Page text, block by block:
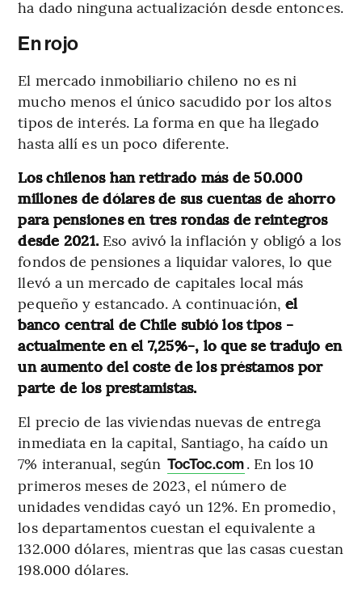
ha dado ninguna actualización desde entonces.
En rojo
El mercado inmobiliario chileno no es ni
mucho menos el único sacudido por los altos
tipos de interés. La forma en que ha llegado
hasta allí es un poco diferente.
Los chilenos han retirado más de 50.000
millones de dólares de sus cuentas de ahorro
para pensiones en tres rondas de reintegros
desde 2021. Eso avivó la inflación y obligó a los
fondos de pensiones a liquidar valores, lo que
llevó a un mercado de capitales local más
pequeño y estancado. A continuación, el
banco central de Chile subió los tipos -
actualmente en el 7,25%-, lo que se tradujo en
un aumento del coste de los préstamos por
parte de los prestamistas.
El precio de las viviendas nuevas de entrega
inmediata en la capital, Santiago, ha caído un
7% interanual, según TocToc.com. En los 10
primeros meses de 2023, el número de
unidades vendidas cayó un 12%. En promedio,
los departamentos cuestan el equivalente a
132.000 dólares, mientras que las casas cuestan
198.000 dólares.